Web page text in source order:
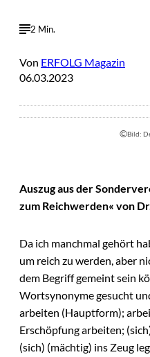
2 Min.
Von ERFOLG Magazin
06.03.2023
©Bild:
Auszug aus der
zum Reichwerden« von
Da ich manchmal gehört
um reich zu werden, aber
dem Begriff gemeint sein
Wortsynonyme gesucht
arbeiten (Hauptform);
Erschöpfung arbeiten;
(sich) (mächtig) ins Zeug